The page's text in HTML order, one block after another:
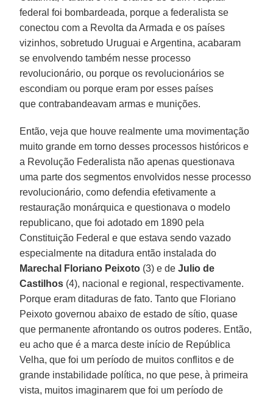
federal foi bombardeada, porque a federalista se
conectou com a Revolta da Armada e os países
vizinhos, sobretudo Uruguai e Argentina, acabaram
se envolvendo também nesse processo
revolucionário, ou porque os revolucionários se
escondiam ou porque eram por esses países
que contrabandeavam armas e munições.
Então, veja que houve realmente uma movimentação
muito grande em torno desses processos históricos e
a Revolução Federalista não apenas questionava
uma parte dos segmentos envolvidos nesse processo
revolucionário, como defendia efetivamente a
restauração monárquica e questionava o modelo
republicano, que foi adotado em 1890 pela
Constituição Federal e que estava sendo vazado
especialmente na ditadura então instalada do
Marechal Floriano Peixoto (3) e deJulio de
Castilhos (4), nacional e regional, respectivamente.
Porque eram ditaduras de fato. Tanto que Floriano
Peixoto governou abaixo de estado de sítio, quase
que permanente afrontando os outros poderes. Então,
eu acho que é a marca deste início de República
Velha, que foi um período de muitos conflitos e de
grande instabilidade política, no que pese, à primeira
vista, muitos imaginarem que foi um período de